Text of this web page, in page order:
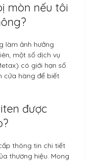
mòn nếu tôi
làm ảnh hưởng
một số dịch vụ
có giới hạn số
cửa hàng để biết
được
thông tin chi tiết
thương hiệu. Mong